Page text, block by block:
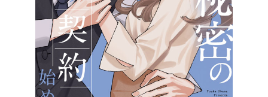
カクテルキス文庫
スフレコミックス
ロイヤルキス＆チュールキス
TLコミック
BLノベル
TLノベル
作品一覧
会社情報一覧
会社概要